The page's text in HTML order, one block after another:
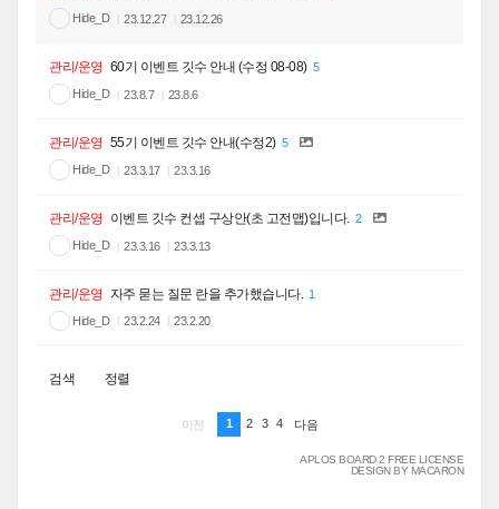
Hide_D 23.12.27 23.12.26
관리/운영 60기 이벤트 깃수 안내 (수정 08-08) 5
Hide_D 23.8.7 23.8.6
관리/운영 55기 이벤트 깃수 안내(수정2) 5
Hide_D 23.3.17 23.3.16
관리/운영 이벤트 깃수 컨셉 구상안(초 고전맵)입니다. 2
Hide_D 23.3.16 23.3.13
관리/운영 자주 묻는 질문 란을 추가했습니다. 1
Hide_D 23.2.24 23.2.20
검색 정렬
이전 1 2 3 4 다음
APLOS BOARD 2 FREE LICENSE
DESIGN BY MACARON